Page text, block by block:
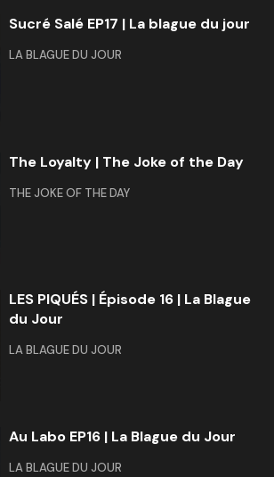
Sucré Salé EP17 | La blague du jour
LA BLAGUE DU JOUR
The Loyalty | The Joke of the Day
THE JOKE OF THE DAY
LES PIQUÉS | Épisode 16 | La Blague
du Jour
LA BLAGUE DU JOUR
Au Labo EP16 | La Blague du Jour
LA BLAGUE DU JOUR